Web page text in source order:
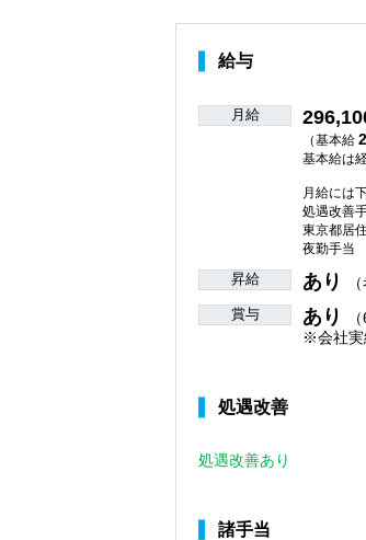
給与
月給
（基本給
基本給は
月給には
処遇改善
東京都居
夜勤手当
昇給 あり
賞与 あり
※会社実
処遇改善
処遇改善あり
諸手当